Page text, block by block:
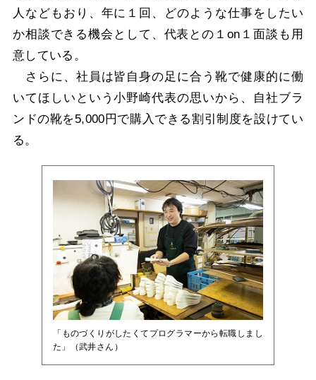
人などもおり、年に１回、どのような仕事をしたい
か相談できる機会として、代表との１on１面談も用
意している。
さらに、社員は皆自身の足に合う靴で健康的に働
いてほしいという小野崎代表の思いから、自社ブラ
ンドの靴を5,000円で購入できる割引制度を設けてい
る。
「ものづくりがしたくてプログラマーから転職しまし
た」（武井さん）